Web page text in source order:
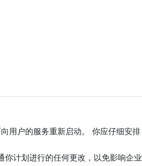
用户的服务重新启动。 你应仔细安排
计划进行的任何更改，以免影响企业